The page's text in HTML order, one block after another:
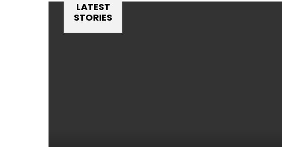
LATEST
STORIES